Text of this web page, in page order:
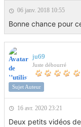
06 janv. 2018 10:55
Bonne chance pour
ju69
Juste débourré
Sujet Auteur
16 avr. 2020 23:21
Deux petits vidéos